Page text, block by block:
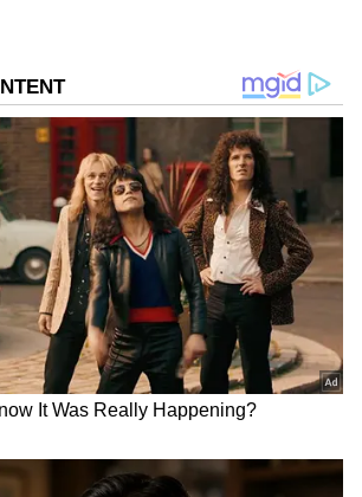
ಅಡಗಿದ್ದ ಹೊಯ್ಸಳರ ಕಾಲದ
ಶಾಸನ ಪತ್ತೆ
APP
STORIES